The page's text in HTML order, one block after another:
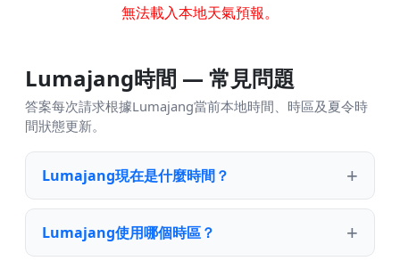
無法載入本地天氣預報。
Lumajang時間 — 常見問題
答案每次請求根據Lumajang當前本地時間、時區及夏令時
間狀態更新。
Lumajang現在是什麼時間？
Lumajang使用哪個時區？